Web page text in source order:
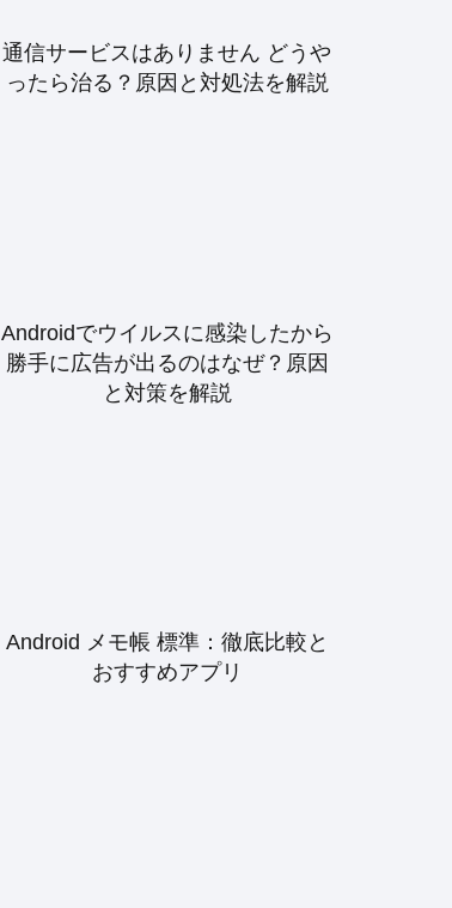
通信サービスはありません どうや
ったら治る？原因と対処法を解説
Androidでウイルスに感染したから
勝手に広告が出るのはなぜ？原因
と対策を解説
Android メモ帳 標準：徹底比較と
おすすめアプリ